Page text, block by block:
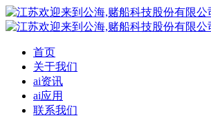
首页
关于我们
ai资讯
ai应用
联系我们